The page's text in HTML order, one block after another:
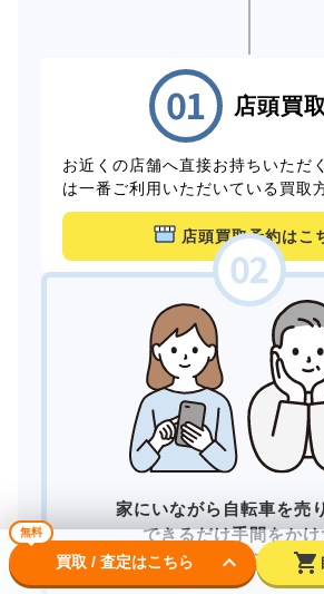
店頭買取
お近くの店舗へ直接お持ちいただ
は一番ご利用いただいている買取
店頭買取予約はこ
家にいながら自転車を売
できるだけ手間をかけ
買取してもらいた
無料
買取 / 査定はこちら keyboard_arrow_down shopping_cart